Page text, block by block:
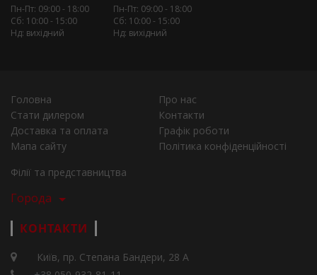
Пн-Пт: 09:00 - 18:00
Сб: 10:00 - 15:00
Нд: вихідний
Пн-Пт: 09:00 - 18:00
Сб: 10:00 - 15:00
Нд: вихідний
Головна
Про нас
Стати дилером
Контакти
Доставка та оплата
Графік роботи
Мапа сайту
Політика конфіденційності
Філії та представництва
Города
КОНТАКТИ
Київ, пр. Степана Бандери, 28 А